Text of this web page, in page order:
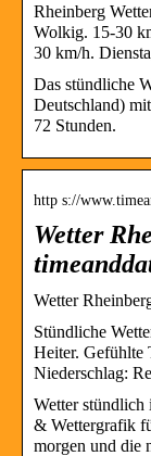
Rheinberg
Wolkig. 15-30
30 km/h.
Das stündliche
Deutschland)
72 Stunden.
http s://
Wetter
Wetter
Stündliche
Heiter. Gefühlte
Niederschlag:
Wetter stündlich
& Wettergrafik
morgen und die